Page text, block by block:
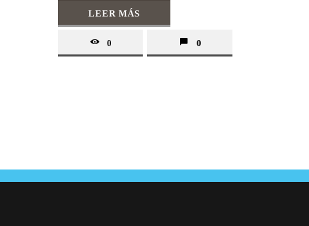
LEER MÁS
0 0